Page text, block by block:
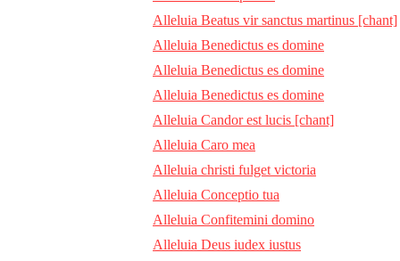
Alleluia Beatus vir sanctus martinus [chant]
Alleluia Benedictus es domine
Alleluia Benedictus es domine
Alleluia Benedictus es domine
Alleluia Candor est lucis [chant]
Alleluia Caro mea
Alleluia christi fulget victoria
Alleluia Conceptio tua
Alleluia Confitemini domino
Alleluia Deus iudex iustus